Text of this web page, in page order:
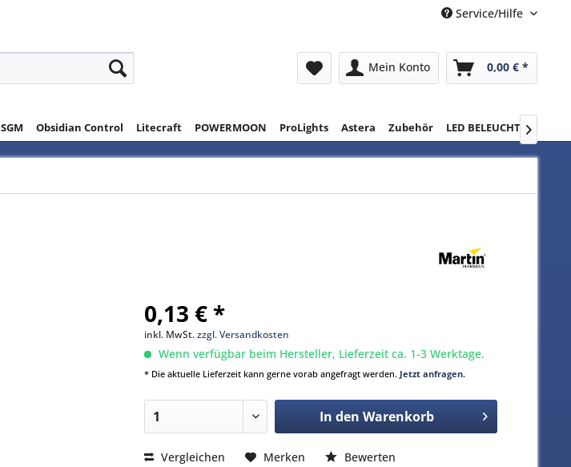
Service/Hilfe
Mein Konto 0,00 € *
SGM Obsidian Control Litecraft POWERMOON ProLights Astera Zubehör LED BELEUCHTUNG

0,13 € *
inkl. MwSt.zzgl. Versandkosten
Wenn verfügbar beim Hersteller, Lieferzeit ca. 1-3 Werktage.
* Die aktuelle Lieferzeit kann gerne vorab angefragt werden. Jetzt anfragen.
In den Warenkorb
Vergleichen Merken Bewerten